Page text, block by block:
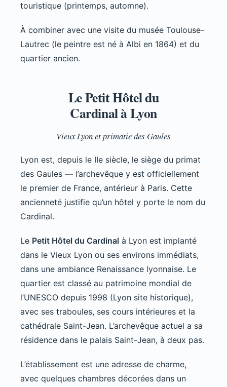
touristique (printemps, automne).
À combiner avec une visite du musée Toulouse-
Lautrec (le peintre est né à Albi en 1864) et du
quartier ancien.
Le Petit Hôtel du
Cardinal à Lyon
Vieux Lyon et primatie des Gaules
Lyon est, depuis le IIe siècle, le siège du primat
des Gaules — l’archevêque y est officiellement
le premier de France, antérieur à Paris. Cette
ancienneté justifie qu’un hôtel y porte le nom du
Cardinal.
Le Petit Hôtel du Cardinal à Lyon est implanté
dans le Vieux Lyon ou ses environs immédiats,
dans une ambiance Renaissance lyonnaise. Le
quartier est classé au patrimoine mondial de
l’UNESCO depuis 1998 (Lyon site historique),
avec ses traboules, ses cours intérieures et la
cathédrale Saint-Jean. L’archevêque actuel a sa
résidence dans le palais Saint-Jean, à deux pas.
L’établissement est une adresse de charme,
avec quelques chambres décorées dans un